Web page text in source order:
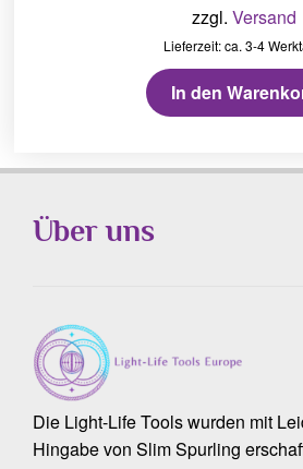
zzgl. Versand
Lieferzeit: ca. 3-4
In den
Über uns
Die Light-Life Tools wurden mit
Hingabe von Slim Spurling